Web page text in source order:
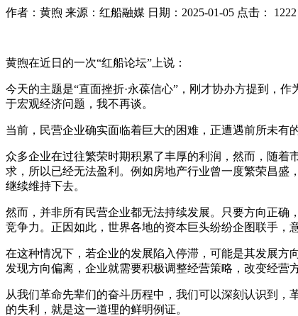
作者：黄煦 来源：红船融媒 日期：2025-01-05 点击： 1222
黄煦在近日的一次“红船论坛”上说：
今天的主题是“直面挫折·永葆信心”，刚才协办方提到，
于宏观经济问题，我不再谈。
当前，民营企业确实面临着巨大的困难，正遭遇前所未有
众多企业在过往繁荣时期积累了丰厚的利润，然而，随
求，所以已经无法盈利。例如房地产行业曾一度繁荣昌盛
继续维持下去。
然而，并非所有民营企业都无法持续发展。只要方向正
竞争力。正因如此，世界各地的资本巨头纷纷企图联手，
在这种情况下，若企业的发展陷入停滞，可能是其发展方
发现方向偏离，企业就需要积极调整经营策略，改变经营
从我们革命先辈们的奋斗历程中，我们可以深刻认识到
的失利，就是这一道理的鲜明例证。